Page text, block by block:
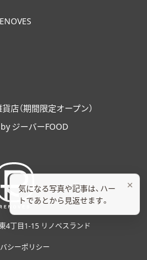
店（期間限定オープン）
ジーバーFOOD
4丁目1-15 リノベスランド
シーポリシー
×
気になる写真や記事は、ハー
トであとから見返せます。